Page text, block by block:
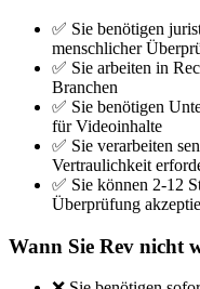
✅ Sie benötigen
menschlicher
✅ Sie arbeiten in
Branchen
✅ Sie benötigen
für Videoinhalte
✅ Sie verarbeiten
Vertraulichkeit
✅ Sie können 2-12
Überprüfung
Wann Sie Rev nicht